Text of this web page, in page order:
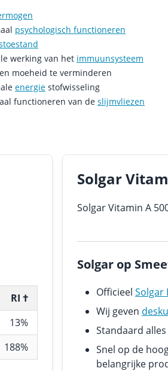
psychologisch functioneren
werking van het immuunsysteem
en moeheid te verminderen
energie stofwisseling
functioneren van de slijmvliezen
RI †
13%
188%
Solgar
Solgar Vitamin A
Solgar op
Officieel Solgar
Wij geven
Standaard
Snel op de
belangrijke